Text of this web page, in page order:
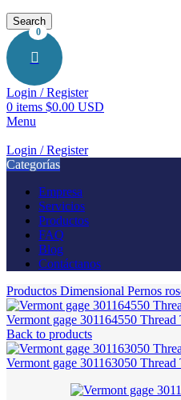
Search
0
Login / Register
0 items $0.00 USD
Menu
Login / Register
Categorías
Empresa
Servicios
Productos
FAQ
Blog
Contáctanos
Productos Dimensional Pernos
Vermont gage 301164550
Back to products
Vermont gage 301163050